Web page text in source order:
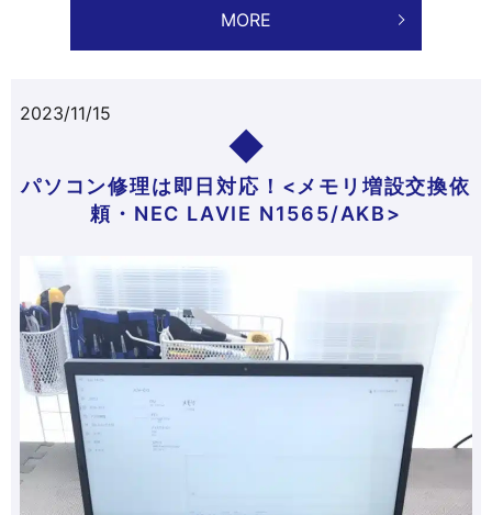
MORE
2023/11/15
パソコン修理は即日対応！<メモリ増設交換依
頼・NEC LAVIE N1565/AKB>